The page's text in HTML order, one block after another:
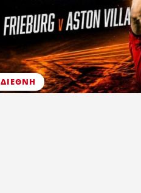
ΔΙΕΘΝΉ